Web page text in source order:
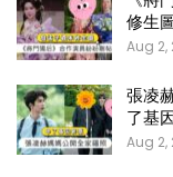
修生
Aug 2,
張凌
了基
Aug 2,